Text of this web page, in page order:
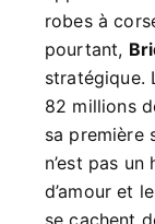
robes à
pourtant,
stratégique.
82 millions
sa première
n’est pas
d’amour et
se cachent